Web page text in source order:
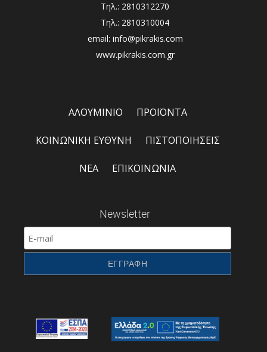
Τηλ.: 2810312270
Τηλ.: 2810310004
email: info@pikrakis.com
www.pikrakis.com.gr
ΑΛΟΥΜΙΝΙΟ ΠΡΟΪΟΝΤΑ
ΚΟΙΝΩΝΙΚΗ ΕΥΘΥΝΗ ΠΙΣΤΟΠΟΙΗΣΕΙΣ
ΝΕΑ ΕΠΙΚΟΙΝΩΝΙΑ
Newsletter